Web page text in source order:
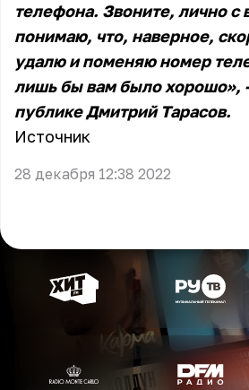
телефона. Звоните, лично
понимаю, что, наверное,
удалю и поменяю номер
лишь бы вам было хорошо»,
публике Дмитрий Тарасов.
Источник
28 декабря 12:38 2022